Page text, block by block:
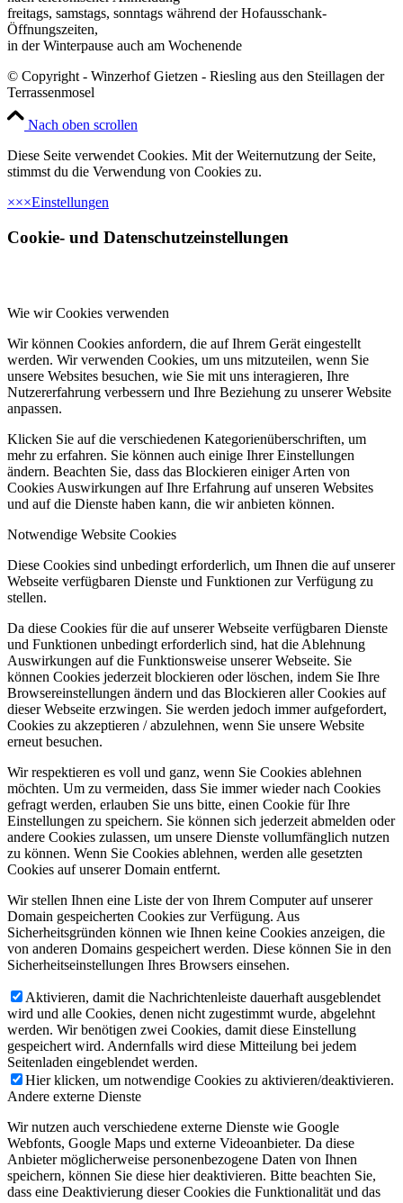
freitags, samstags, sonntags während der Hofausschank-
Öffnungszeiten,
in der Winterpause auch am Wochenende
© Copyright - Winzerhof Gietzen - Riesling aus den Steillagen der
Terrassenmosel
Nach oben scrollen
Diese Seite verwendet Cookies. Mit der Weiternutzung der Seite,
stimmst du die Verwendung von Cookies zu.
×××Einstellungen
Cookie- und Datenschutzeinstellungen
Wie wir Cookies verwenden
Wir können Cookies anfordern, die auf Ihrem Gerät eingestellt
werden. Wir verwenden Cookies, um uns mitzuteilen, wenn Sie
unsere Websites besuchen, wie Sie mit uns interagieren, Ihre
Nutzererfahrung verbessern und Ihre Beziehung zu unserer Website
anpassen.
Klicken Sie auf die verschiedenen Kategorienüberschriften, um
mehr zu erfahren. Sie können auch einige Ihrer Einstellungen
ändern. Beachten Sie, dass das Blockieren einiger Arten von
Cookies Auswirkungen auf Ihre Erfahrung auf unseren Websites
und auf die Dienste haben kann, die wir anbieten können.
Notwendige Website Cookies
Diese Cookies sind unbedingt erforderlich, um Ihnen die auf unserer
Webseite verfügbaren Dienste und Funktionen zur Verfügung zu
stellen.
Da diese Cookies für die auf unserer Webseite verfügbaren Dienste
und Funktionen unbedingt erforderlich sind, hat die Ablehnung
Auswirkungen auf die Funktionsweise unserer Webseite. Sie
können Cookies jederzeit blockieren oder löschen, indem Sie Ihre
Browsereinstellungen ändern und das Blockieren aller Cookies auf
dieser Webseite erzwingen. Sie werden jedoch immer aufgefordert,
Cookies zu akzeptieren / abzulehnen, wenn Sie unsere Website
erneut besuchen.
Wir respektieren es voll und ganz, wenn Sie Cookies ablehnen
möchten. Um zu vermeiden, dass Sie immer wieder nach Cookies
gefragt werden, erlauben Sie uns bitte, einen Cookie für Ihre
Einstellungen zu speichern. Sie können sich jederzeit abmelden oder
andere Cookies zulassen, um unsere Dienste vollumfänglich nutzen
zu können. Wenn Sie Cookies ablehnen, werden alle gesetzten
Cookies auf unserer Domain entfernt.
Wir stellen Ihnen eine Liste der von Ihrem Computer auf unserer
Domain gespeicherten Cookies zur Verfügung. Aus
Sicherheitsgründen können wie Ihnen keine Cookies anzeigen, die
von anderen Domains gespeichert werden. Diese können Sie in den
Sicherheitseinstellungen Ihres Browsers einsehen.
Aktivieren, damit die Nachrichtenleiste dauerhaft ausgeblendet
wird und alle Cookies, denen nicht zugestimmt wurde, abgelehnt
werden. Wir benötigen zwei Cookies, damit diese Einstellung
gespeichert wird. Andernfalls wird diese Mitteilung bei jedem
Seitenladen eingeblendet werden.
Hier klicken, um notwendige Cookies zu aktivieren/deaktivieren.
Andere externe Dienste
Wir nutzen auch verschiedene externe Dienste wie Google
Webfonts, Google Maps und externe Videoanbieter. Da diese
Anbieter möglicherweise personenbezogene Daten von Ihnen
speichern, können Sie diese hier deaktivieren. Bitte beachten Sie,
dass eine Deaktivierung dieser Cookies die Funktionalität und das